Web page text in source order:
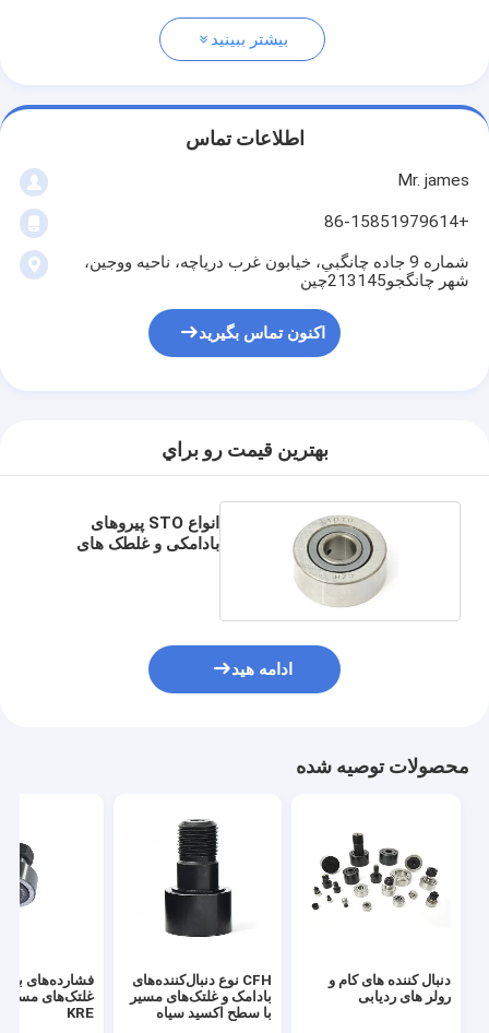
بیشتر ببینید
اطلاعات تماس
Mr. james
+86-15851979614
شماره 9 جاده چانگبي، خيابون غرب درياچه، ناحيه ووجين،
شهر چانگجو213145چین
اکنون تماس بگیرید
بهترين قيمت رو براي
انواع STO پیروهای
بادامکی و غلطک های
ادامه هید
محصولات توصیه شده
دنبال کننده های کام و
رولر های ردیابی
CFH نوع دنبال‌کننده‌های
بادامک و غلتک‌های مسیر
با سطح اکسید سیاه
فشارده‌های
غلتک‌های مسیر
KRE